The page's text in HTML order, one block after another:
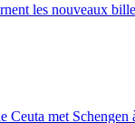
les nouveaux
Ceuta met Schengen